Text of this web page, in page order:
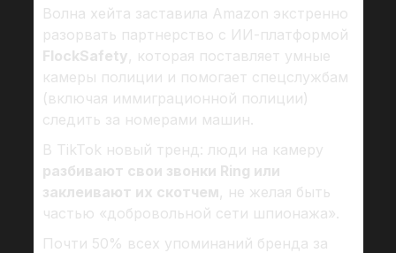
Волна хейта заставила Amazon экстренно
разорвать партнерство с ИИ-платформой
FlockSafety, которая поставляет умные
камеры полиции и помогает спецслужбам
(включая иммиграционной полиции)
следить за номерами машин.
В TikTok новый тренд: люди на камеру
разбивают свои звонки Ring или
заклеивают их скотчем, не желая быть
частью «добровольной сети шпионажа».
Почти 50% всех упоминаний бренда за